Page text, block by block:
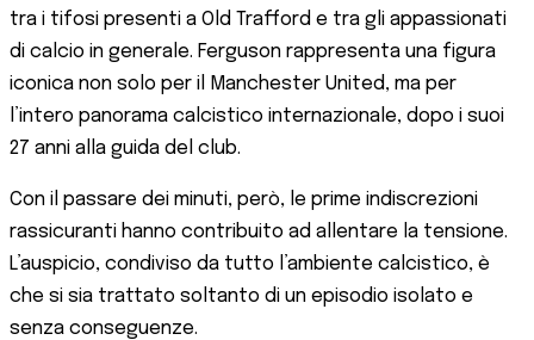
tra i tifosi presenti a Old Trafford e tra gli appassionati
di calcio in generale. Ferguson rappresenta una figura
iconica non solo per il Manchester United, ma per
l’intero panorama calcistico internazionale, dopo i suoi
27 anni alla guida del club.
Con il passare dei minuti, però, le prime indiscrezioni
rassicuranti hanno contribuito ad allentare la tensione.
L’auspicio, condiviso da tutto l’ambiente calcistico, è
che si sia trattato soltanto di un episodio isolato e
senza conseguenze.